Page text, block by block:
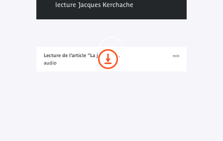
lecture Jacques Kerchache
Lecture de l’article “La jeunesse...
audio
min